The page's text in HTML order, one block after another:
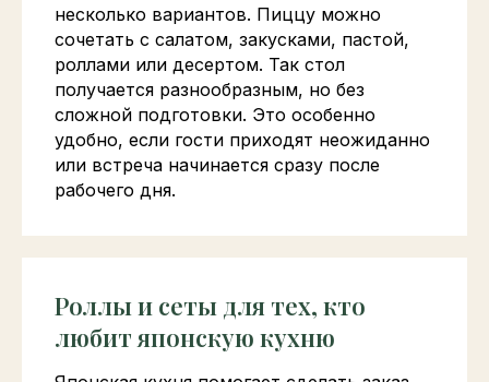
несколько вариантов. Пиццу можно
сочетать с салатом, закусками, пастой,
роллами или десертом. Так стол
получается разнообразным, но без
сложной подготовки. Это особенно
удобно, если гости приходят неожиданно
или встреча начинается сразу после
рабочего дня.
Роллы и сеты для тех, кто
любит японскую кухню